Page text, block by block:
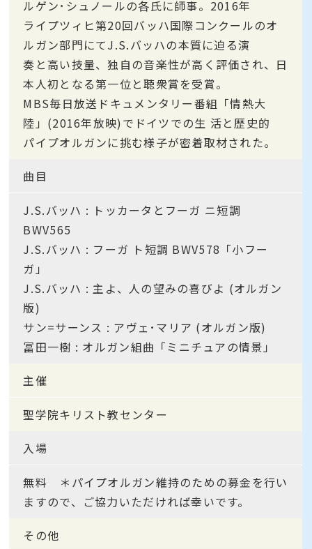
ルゲン･シュノールの各氏に師事。2016年
ライプツィヒ第20回バッハ国際コンクールのオ
ルガン部門にてJ.S.バッハの本質に迫る演
奏と高い技量、独自の音楽性が高く評価され、日
本人初となる第一位と聴衆賞を受賞。
MBS毎日放送ドキュメンタリー番組「情熱大
陸」(2016年放映)でドイツでの生 活と歴史的
パイプオルガンに挑む様子が密着取材された。
曲目
J.S.バッハ : トッカータとフーガ ニ短調
BWV565
J.S.バッハ : フーガ ト短調 BWV578「小フー
ガ」
J.S.バッハ : 主よ、人の望みの喜びよ (オルガン
版)
サン=サーンス : アヴェ･マリア (オルガン版)
冨田一樹 : オルガン組曲「ミニチュアの情景」
主催
聖学院キリスト教センター
入場
無料 ＊パイプオルガン維持のための募金を行い
ますので、ご協力いただければ幸いです。
その他